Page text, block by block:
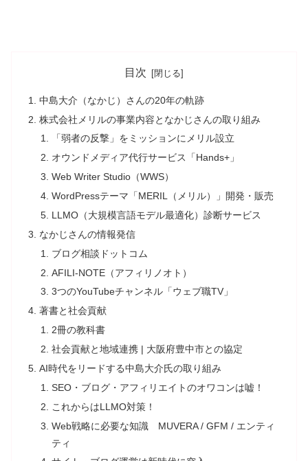
目次
中島大介（なかじ）さんの20年の軌跡
株式会社メリルの事業内容となかじさんの取り組み
「弱者の反撃」をミッションにメリル設立
オウンドメディア代行サービス「Hands+」
Web Writer Studio（WWS）
WordPressテーマ「MERIL（メリル）」開発・販売
LLMO（大規模言語モデル最適化）診断サービス
なかじさんの情報発信
ブログ相談ドットコム
AFILI-NOTE（アフィリノオト）
3つのYouTubeチャンネル「ウェブ職TV」
著書と社会貢献
2冊の教科書
社会貢献と地域連携 | 大阪府豊中市との協定
AI時代をリードする中島大介氏の取り組み
SEO・ブログ・アフィリエイトのオワコンは嘘！
これからはLLMO対策！
Web戦略に必要な知識 MUVERA / GFM / エンティ
ティ